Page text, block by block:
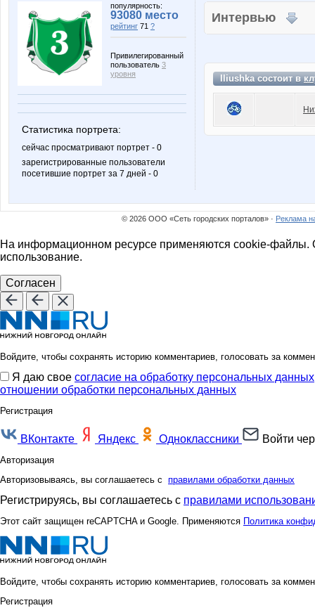
популярность:
93080 место
рейтинг 71 ?
Привилегированный
пользователь 3
уровня
Статистика портрета:
сейчас просматривают портрет - 0
зарегистрированные пользователи
посетившие портрет за 7 дней - 0
Интервью
Iliushka состоит в
© 2026 ООО «Сеть городских порталов» · Реклама
На информационном ресурсе применяются cookie-файлы.
использование.
Согласен
Войдите, чтобы сохранять историю комментариев, голосовать за
Я даю свое согласие на обработку персональных данных
отношении обработки персональных данных
Регистрация
ВКонтакте Яндекс Одноклассники Войти
Авторизация
Авторизовываясь, вы соглашаетесь с правилами обработки данных
Регистрируясь, вы соглашаетесь с правилами
Этот сайт защищен reCAPTCHA и Google. Применяются Политика
Войдите, чтобы сохранять историю комментариев, голосовать за
Регистрация